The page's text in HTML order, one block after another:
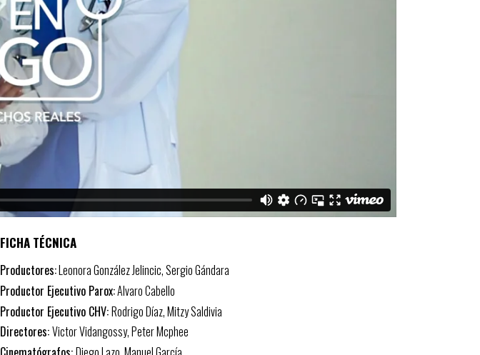
FICHA TÉCNICA
Productores:Leonora González Jelincic, Sergio Gándara
Productor Ejecutivo Parox:Alvaro Cabello
Productor Ejecutivo CHV:Rodrigo Díaz, Mitzy Saldivia
Directores:Victor Vidangossy, Peter Mcphee